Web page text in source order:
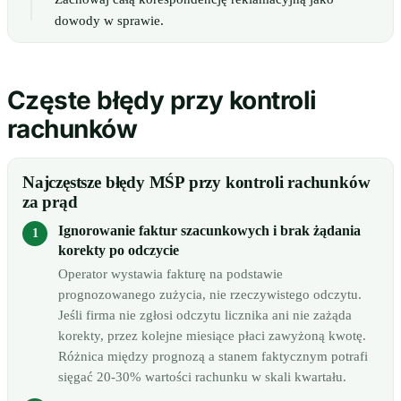
dowody w sprawie.
Częste błędy przy kontroli
rachunków
Najczęstsze błędy MŚP przy kontroli rachunków
za prąd
Ignorowanie faktur szacunkowych i brak żądania
korekty po odczycie
Operator wystawia fakturę na podstawie
prognozowanego zużycia, nie rzeczywistego odczytu.
Jeśli firma nie zgłosi odczytu licznika ani nie zażąda
korekty, przez kolejne miesiące płaci zawyżoną kwotę.
Różnica między prognozą a stanem faktycznym potrafi
sięgać 20-30% wartości rachunku w skali kwartału.